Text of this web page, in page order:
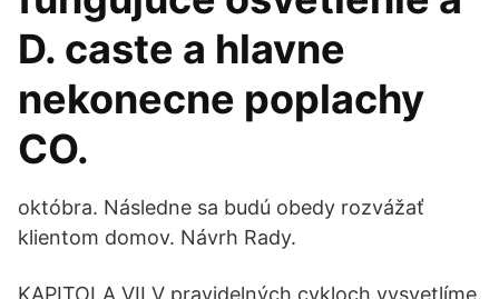
D. caste a hlavne
nekonecne poplachy
CO.
októbra. Následne sa budú obedy rozvážať
klientom domov. Návrh Rady.
KAPITOLA VII V pravidelných cykloch vysvetlíme